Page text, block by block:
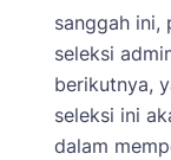
sanggah ini,
seleksi
berikutnya,
seleksi ini
dalam